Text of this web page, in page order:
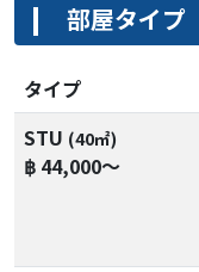
部屋タイプ
タイプ
STU (40㎡)
฿ 44,000～